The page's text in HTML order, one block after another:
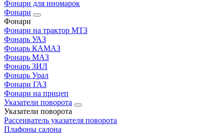
Фонари для иномарок
Фонари
Фонари
Фонари на трактор МТЗ
Фонарь УАЗ
Фонарь КАМАЗ
Фонарь МАЗ
Фонарь ЗИЛ
Фонарь Урал
Фонари ГАЗ
Фонари на прицеп
Указатели поворота
Указатели поворота
Рассеиватель указателя поворота
Плафоны салона